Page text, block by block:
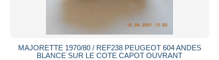
MAJORETTE 1970/80 / REF238 PEUGEOT 604 ANDES
BLANCE SUR LE COTE CAPOT OUVRANT